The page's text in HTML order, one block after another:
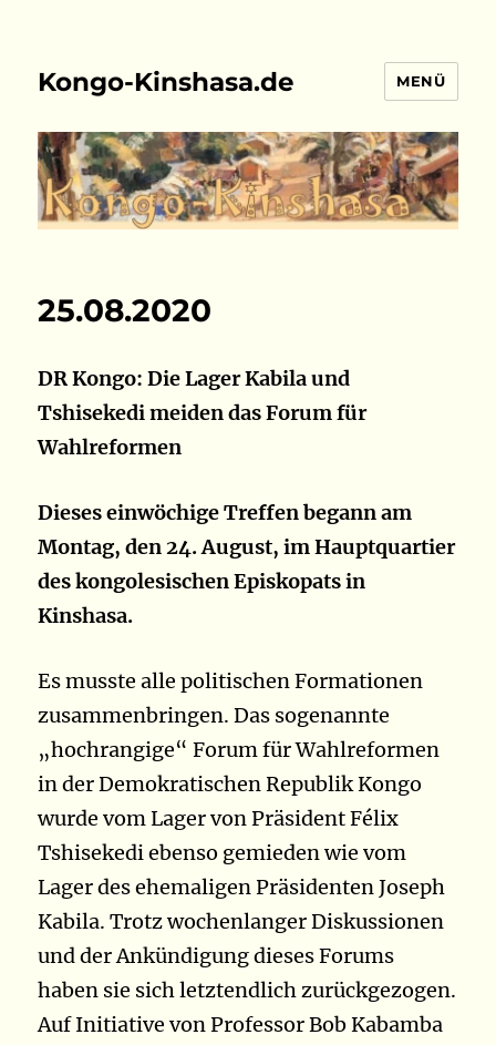
Kongo-Kinshasa.de MENÜ
25.08.2020
DR Kongo: Die Lager Kabila und
Tshisekedi meiden das Forum für
Wahlreformen
Dieses einwöchige Treffen begann am
Montag, den 24. August, im Hauptquartier
des kongolesischen Episkopats in
Kinshasa.
Es musste alle politischen Formationen
zusammenbringen. Das sogenannte
„hochrangige“ Forum für Wahlreformen
in der Demokratischen Republik Kongo
wurde vom Lager von Präsident Félix
Tshisekedi ebenso gemieden wie vom
Lager des ehemaligen Präsidenten Joseph
Kabila. Trotz wochenlanger Diskussionen
und der Ankündigung dieses Forums
haben sie sich letztendlich zurückgezogen.
Auf Initiative von Professor Bob Kabamba